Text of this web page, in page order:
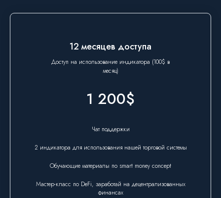
12 месяцев доступа
Доступ на использование индикатора (100$ в
месяц)
1 200$
Чат поддержки
2 индикатора для использования нашей торговой системы
Обучающие материалы по smart money concept
Мастер-класс по DeFi, заработай на децентрализованных
финансах